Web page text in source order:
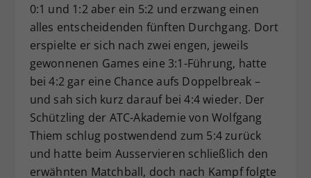
0:1 und 1:2 aber ein 5:2 und erzwang einen
alles entscheidenden fünften Durchgang. Dort
erspielte er sich nach zwei engen, jeweils
gewonnenen Games eine 3:1-Führung, hatte
bei 4:2 gar eine Chance aufs Doppelbreak –
und sah sich kurz darauf bei 4:4 wieder. Der
Schützling der ATC-Akademie von Wolfgang
Thiem schlug postwendend zum 5:4 zurück
und hatte beim Ausservieren schließlich den
erwähnten Matchball, doch nach Kampf folgte